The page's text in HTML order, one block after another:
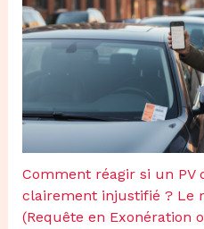
Comment réagir si un PV
clairement injustifié ? Le
(Requête en Exonération